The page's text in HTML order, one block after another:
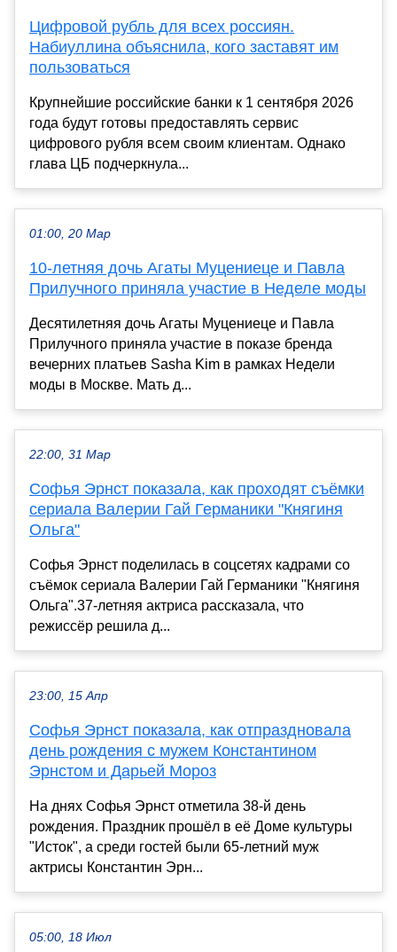
Цифровой рубль для всех россиян.
Набиуллина объяснила, кого заставят им
пользоваться
Крупнейшие российские банки к 1 сентября 2026
года будут готовы предоставлять сервис
цифрового рубля всем своим клиентам. Однако
глава ЦБ подчеркнула...
01:00, 20 Мар
10-летняя дочь Агаты Муцениеце и Павла
Прилучного приняла участие в Неделе моды
Десятилетняя дочь Агаты Муцениеце и Павла
Прилучного приняла участие в показе бренда
вечерних платьев Sasha Kim в рамках Недели
моды в Москве. Мать д...
22:00, 31 Мар
Софья Эрнст показала, как проходят съёмки
сериала Валерии Гай Германики "Княгиня
Ольга"
Софья Эрнст поделилась в соцсетях кадрами со
съёмок сериала Валерии Гай Германики "Княгиня
Ольга".37-летняя актриса рассказала, что
режиссёр решила д...
23:00, 15 Апр
Софья Эрнст показала, как отпраздновала
день рождения с мужем Константином
Эрнстом и Дарьей Мороз
На днях Софья Эрнст отметила 38-й день
рождения. Праздник прошёл в её Доме культуры
"Исток", а среди гостей были 65-летний муж
актрисы Константин Эрн...
05:00, 18 Июл